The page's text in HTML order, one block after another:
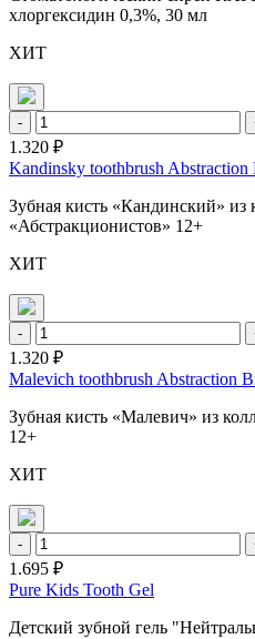
хлоргексидин 0,3%, 30 мл
ХИТ
-
1.320 ₽
Kandinsky toothbrush Abstraction
Зубная кисть «Кандинский» из
«Абстракционистов» 12+
ХИТ
-
1.320 ₽
Malevich toothbrush Abstraction
Зубная кисть «Малевич» из
12+
ХИТ
-
1.695 ₽
Pure Kids Tooth Gel
Детский зубной гель